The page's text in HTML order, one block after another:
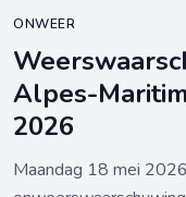
ONWEER
Alpes-
2026
Maandag 18 mei